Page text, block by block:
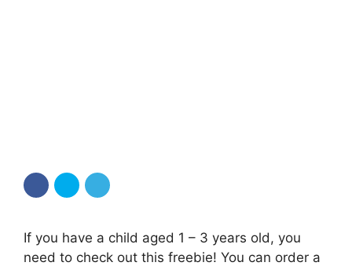
If you have a child aged 1 – 3 years old, you
need to check out this freebie! You can order a